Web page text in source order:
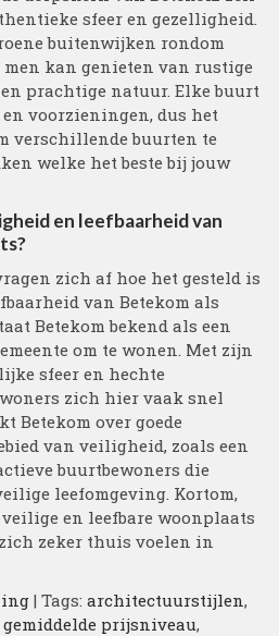
sfeer en gezelligheid.
buitenwijken rondom
kan genieten van rustige
prachtige natuur. Elke buurt
voorzieningen, dus het
verschillende buurten te
welke het beste bij jouw
en leefbaarheid van
zich af hoe het gesteld is
van Betekom als
Betekom bekend als een
om te wonen. Met zijn
sfeer en hechte
zich hier vaak snel
Betekom over goede
van veiligheid, zoals een
buurtbewoners die
leefomgeving. Kortom,
en leefbare woonplaats
zeker thuis voelen in
| Tags:architectuurstijlen,
gemiddelde prijsniveau,